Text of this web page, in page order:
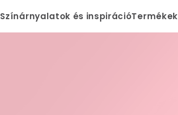
Színárnyalatok és inspirációTermékek